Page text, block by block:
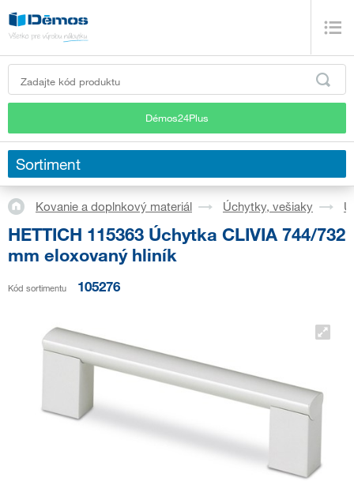
Démos24Plus
Sortiment
Kovanie a doplnkový materiál Úchytky, vešiaky
HETTICH 115363 Úchytka CLIVIA 744/732
mm eloxovaný hliník
Kód sortimentu 105276